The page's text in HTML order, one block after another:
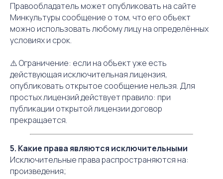
Правообладатель может опубликовать на сайте
Минкультуры сообщение о том, что его объект
можно использовать любому лицу на определённых
условиях и срок.
⚠️ Ограничение: если на объект уже есть
действующая исключительная лицензия,
опубликовать открытое сообщение нельзя. Для
простых лицензий действует правило: при
публикации открытой лицензии договор
прекращается.
5. Какие права являются исключительными
Исключительные права распространяются на:
произведения;